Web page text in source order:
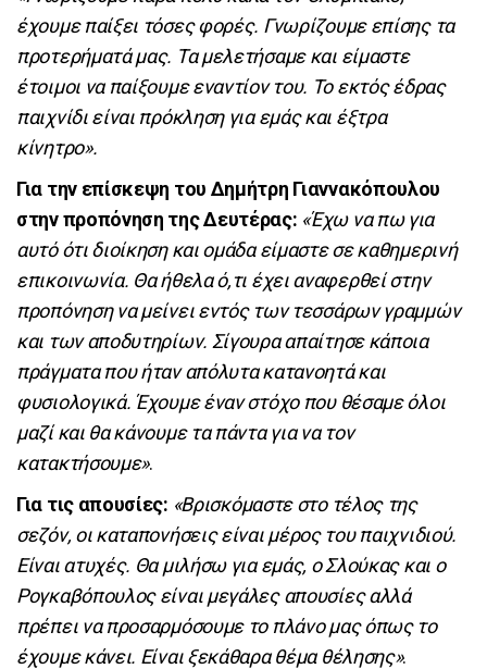
έχουμε παίξει τόσες φορές. Γνωρίζουμε επίσης τα
προτερήματά μας. Τα μελετήσαμε και είμαστε
έτοιμοι να παίξουμε εναντίον του. Το εκτός έδρας
παιχνίδι είναι πρόκληση για εμάς και έξτρα
κίνητρο».
Για την επίσκεψη του Δημήτρη Γιαννακόπουλου
στην προπόνηση της Δευτέρας: «Έχω να πω για
αυτό ότι διοίκηση και ομάδα είμαστε σε καθημερινή
επικοινωνία. Θα ήθελα ό,τι έχει αναφερθεί στην
προπόνηση να μείνει εντός των τεσσάρων γραμμών
και των αποδυτηρίων. Σίγουρα απαίτησε κάποια
πράγματα που ήταν απόλυτα κατανοητά και
φυσιολογικά. Έχουμε έναν στόχο που θέσαμε όλοι
μαζί και θα κάνουμε τα πάντα για να τον
κατακτήσουμε».
Για τις απουσίες: «Βρισκόμαστε στο τέλος της
σεζόν, οι καταπονήσεις είναι μέρος του παιχνιδιού.
Είναι ατυχές. Θα μιλήσω για εμάς, ο Σλούκας και ο
Ρογκαβόπουλος είναι μεγάλες απουσίες αλλά
πρέπει να προσαρμόσουμε το πλάνο μας όπως το
έχουμε κάνει. Είναι ξεκάθαρα θέμα θέλησης».